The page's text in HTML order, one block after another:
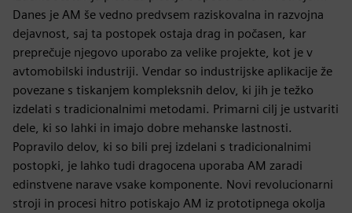
Danes je AM še vedno predvsem raziskovalna in razvojna
dejavnost, saj ta postopek ostaja drag in počasen, kar
preprečuje njegovo uporabo za velike projekte, kot je v
avtomobilski industriji. Vendar so industrijske aplikacije že
povezane s tiskanjem kompleksnih delov, ki jih je težko
izdelati s tradicionalnimi metodami. Primarni cilj je ustvariti
dele, ki so lahki in imajo dobre mehanske lastnosti.
Popravilo delov, ki so bili prej izdelani s tradicionalnimi
postopki, je lahko tudi dragocena uporaba AM zaradi
edinstvene narave vsake komponente. Novi revolucionarni
stroji in procesi hitro potiskajo AM iz prototipnega okolja